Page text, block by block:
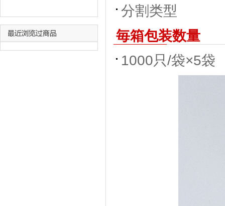
分割类型
毎箱包装数量
1000只/袋×5袋